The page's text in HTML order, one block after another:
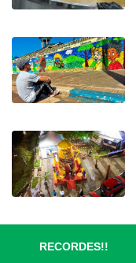
RECORDES!!